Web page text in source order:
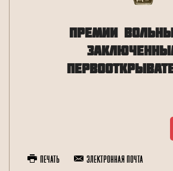
ПРЕМИИ
Печать Электронная почта